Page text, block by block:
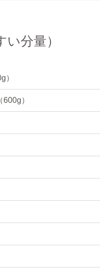
分量）
）
）